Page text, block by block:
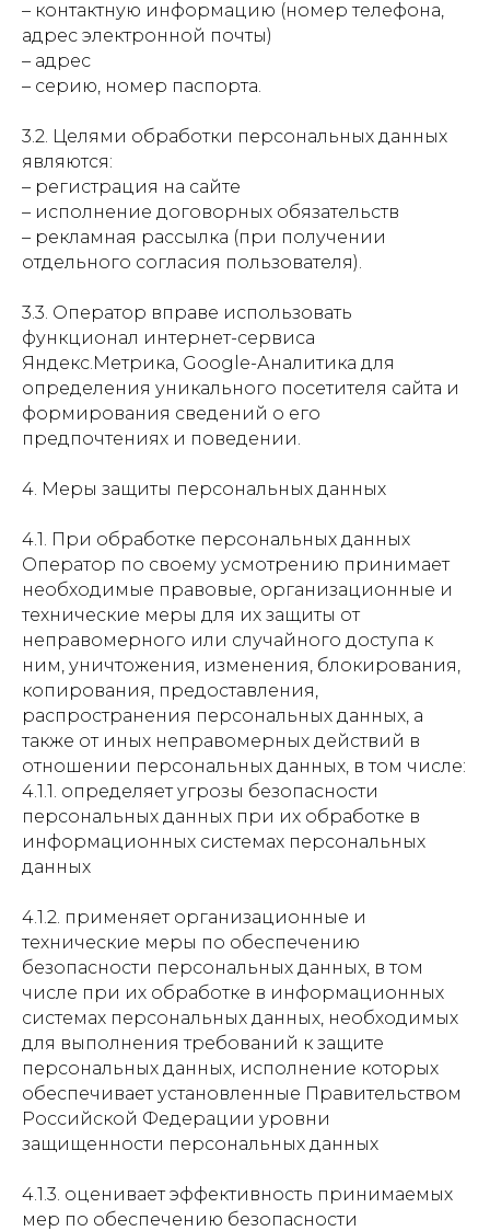
– контактную информацию (номер телефона,
адрес электронной почты)
– адрес
– серию, номер паспорта.
3.2. Целями обработки персональных данных
являются:
– регистрация на сайте
– исполнение договорных обязательств
– рекламная рассылка (при получении
отдельного согласия пользователя).
3.3. Оператор вправе использовать
функционал интернет-сервиса
Яндекс.Метрика, Google-Аналитика для
определения уникального посетителя сайта и
формирования сведений о его
предпочтениях и поведении.
4. Меры защиты персональных данных
4.1. При обработке персональных данных
Оператор по своему усмотрению принимает
необходимые правовые, организационные и
технические меры для их защиты от
неправомерного или случайного доступа к
ним, уничтожения, изменения, блокирования,
копирования, предоставления,
распространения персональных данных, а
также от иных неправомерных действий в
отношении персональных данных, в том числе:
4.1.1. определяет угрозы безопасности
персональных данных при их обработке в
информационных системах персональных
данных
4.1.2. применяет организационные и
технические меры по обеспечению
безопасности персональных данных, в том
числе при их обработке в информационных
системах персональных данных, необходимых
для выполнения требований к защите
персональных данных, исполнение которых
обеспечивает установленные Правительством
Российской Федерации уровни
защищенности персональных данных
4.1.3. оценивает эффективность принимаемых
мер по обеспечению безопасности